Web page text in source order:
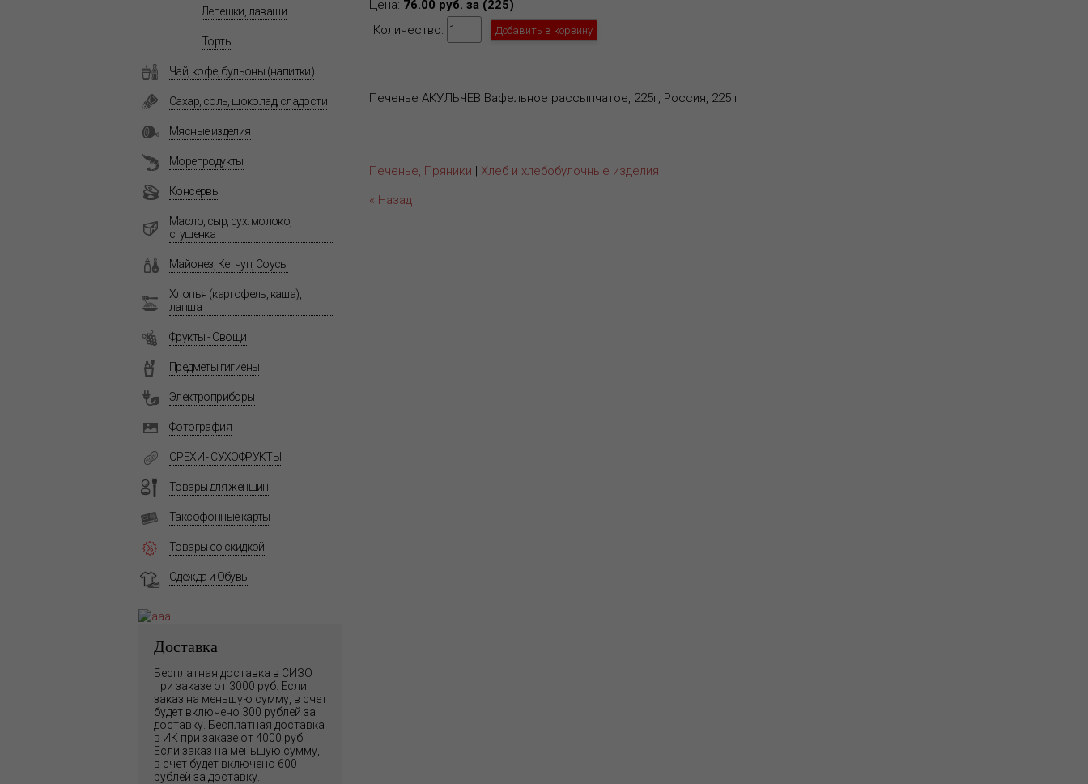
Лепешки, лаваши
Торты
Чай, кофе, бульоны (напитки)
Сахар, соль, шоколад, сладости
Мясные изделия
Морепродукты
Консервы
Масло, сыр, сух. молоко,
сгущенка
Майонез, Кетчуп, Соусы
Хлопья (картофель, каша),
лапша
Фрукты - Овощи
Предметы гигиены
Электроприборы
Фотография
ОРЕХИ - СУХОФРУКТЫ
Товары для женщин
Таксофонные карты
Товары со скидкой
Одежда и Обувь
Доставка
Бесплатная доставка в СИЗО
при заказе от 3000 руб. Если
заказ на меньшую сумму, в счет
будет включено 300 рублей за
доставку. Бесплатная доставка
в ИК при заказе от 4000 руб.
Если заказ на меньшую сумму,
в счет будет включено 600
рублей за доставку.
Цена: 76.00 руб. за (225)
Количество:
Печенье АКУЛЬЧЕВ Вафельное рассыпчатое, 225г, Россия, 225 г
Печенье, Пряники | Хлеб и хлебобулочные изделия
« Назад